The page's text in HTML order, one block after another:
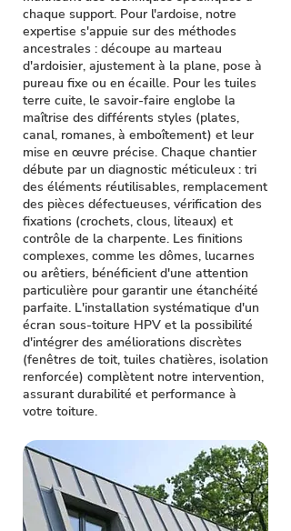
chaque support. Pour l'ardoise, notre
expertise s'appuie sur des méthodes
ancestrales : découpe au marteau
d'ardoisier, ajustement à la plane, pose à
pureau fixe ou en écaille. Pour les tuiles
terre cuite, le savoir-faire englobe la
maîtrise des différents styles (plates,
canal, romanes, à emboîtement) et leur
mise en œuvre précise. Chaque chantier
débute par un diagnostic méticuleux : tri
des éléments réutilisables, remplacement
des pièces défectueuses, vérification des
fixations (crochets, clous, liteaux) et
contrôle de la charpente. Les finitions
complexes, comme les dômes, lucarnes
ou arêtiers, bénéficient d'une attention
particulière pour garantir une étanchéité
parfaite. L'installation systématique d'un
écran sous-toiture HPV et la possibilité
d'intégrer des améliorations discrètes
(fenêtres de toit, tuiles chatières, isolation
renforcée) complètent notre intervention,
assurant durabilité et performance à
votre toiture.